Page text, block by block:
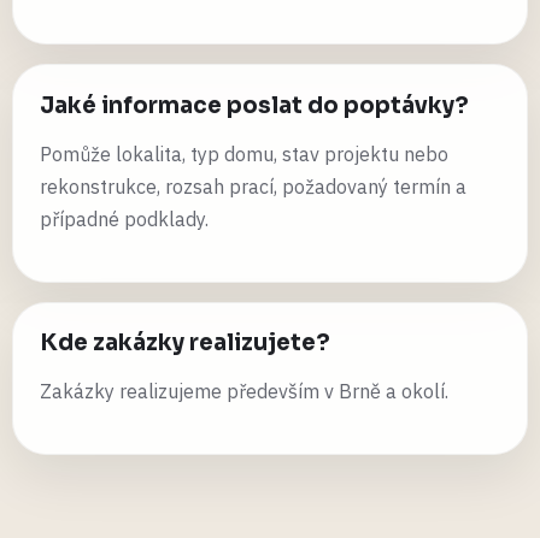
Jaké informace poslat do poptávky?
Pomůže lokalita, typ domu, stav projektu nebo
rekonstrukce, rozsah prací, požadovaný termín a
případné podklady.
Kde zakázky realizujete?
Zakázky realizujeme především v Brně a okolí.